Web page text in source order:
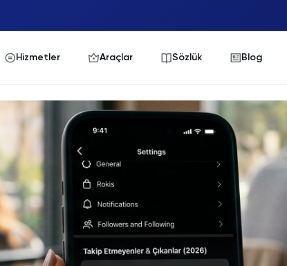
Hizmetler Araçlar Sözlük Blog